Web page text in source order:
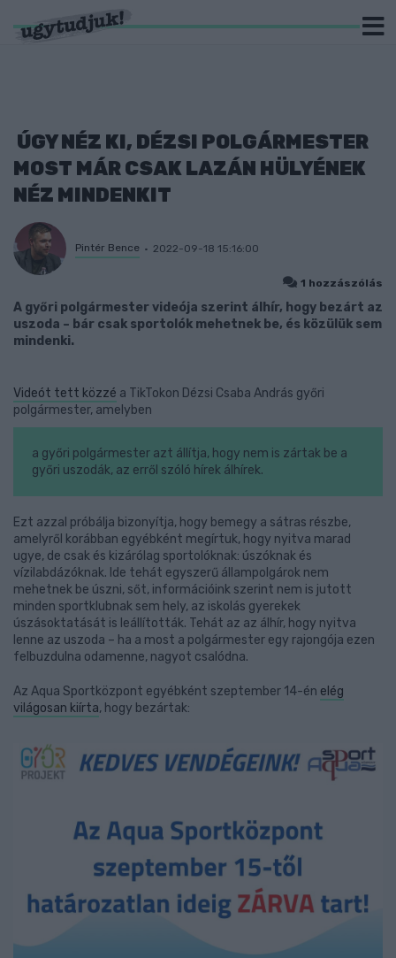
ÚGY NÉZ KI, DÉZSI POLGÁRMESTER
MOST MÁR CSAK LAZÁN HÜLYÉNEK
NÉZ MINDENKIT
Pintér Bence 2022-09-18 15:16:00
1 hozzászólás
A győri polgármester videója szerint álhír, hogy bezárt az
uszoda – bár csak sportolók mehetnek be, és közülük sem
mindenki.
Videót tett közzé a TikTokon Dézsi Csaba András győri
polgármester, amelyben
a győri polgármester azt állítja, hogy nem is zártak be a
győri uszodák, az erről szóló hírek álhírek.
Ezt azzal próbálja bizonyítja, hogy bemegy a sátras részbe,
amelyről korábban egyébként megírtuk, hogy nyitva marad
ugye, de csak és kizárólag sportolóknak: úszóknak és
vízilabdázóknak. Ide tehát egyszerű állampolgárok nem
mehetnek be úszni, sőt, információink szerint nem is jutott
minden sportklubnak sem hely, az iskolás gyerekek
úszásoktatását is leállították. Tehát az az álhír, hogy nyitva
lenne az uszoda – ha a most a polgármester egy rajongója ezen
felbuzdulna odamenne, nagyot csalódna.
Az Aqua Sportközpont egyébként szeptember 14-én elég
világosan kiírta, hogy bezártak: